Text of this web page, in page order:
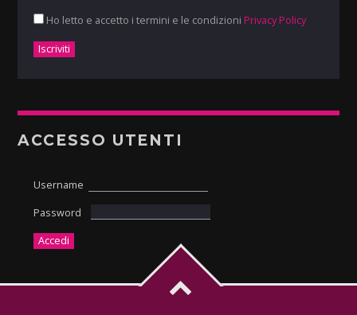
Ho letto e accetto i termini e le condizioni Privacy Policy
ACCESSO UTENTI
Username
Password